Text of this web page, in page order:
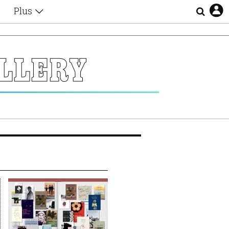
Plus
Αφιερώματα
Ζώδια
Lgbtqi+